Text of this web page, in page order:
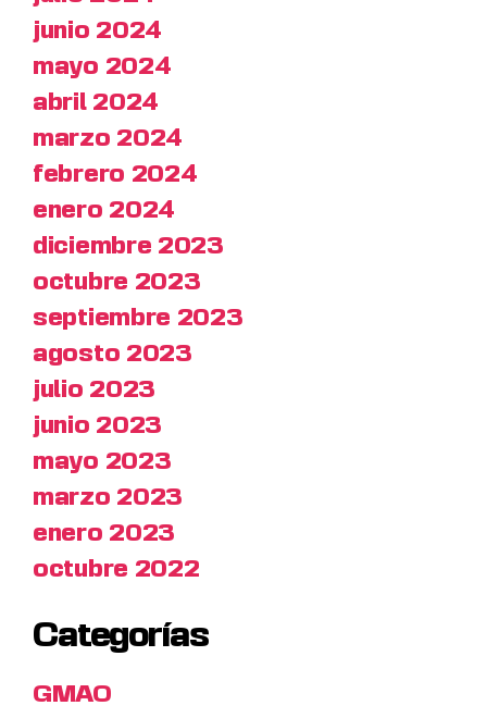
junio 2024
mayo 2024
abril 2024
marzo 2024
febrero 2024
enero 2024
diciembre 2023
octubre 2023
septiembre 2023
agosto 2023
julio 2023
junio 2023
mayo 2023
marzo 2023
enero 2023
octubre 2022
Categorías
GMAO